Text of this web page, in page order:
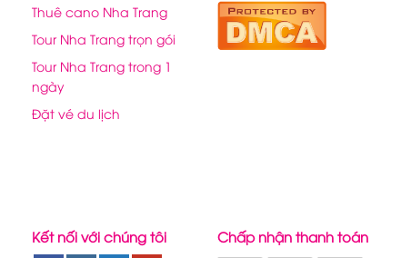
Thuê cano Nha Trang
Tour Nha Trang trọn gói
Tour Nha Trang trong 1
ngày
Đặt vé du lịch
Kết nối với chúng tôi Chấp nhận thanh toán